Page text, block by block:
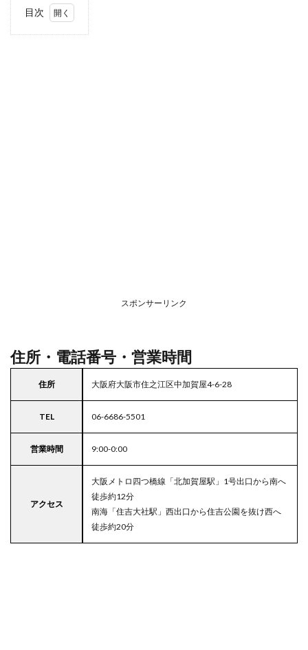
目次
イフ
スポンサーリンク
住所・電話番号・営業時間
住所 大阪府大阪市住之江区中加賀屋4-6-28
TEL 06-6686-5501
営業時間 9:00-0:00
アクセス
大阪メトロ四つ橋線「北加賀屋駅」1号出口から南へ
徒歩約12分
南海「住吉大社駅」西出口から住吉公園を抜け西へ
徒歩約20分